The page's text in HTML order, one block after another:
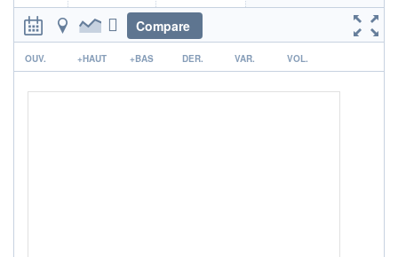
OUVERTURE
92,8414
CLÔTURE VEILLE
93,0686 92,6285
COTATION SPÉCIFIQUE
Compare
r
OUV. +HAUT +BAS DER. VAR. VOL.